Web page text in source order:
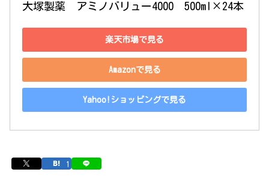
大塚製薬　アミノバリュー4000　500ml×24本
楽天市場で見る
Amazonで見る
Yahoo!ショッピングで見る
1